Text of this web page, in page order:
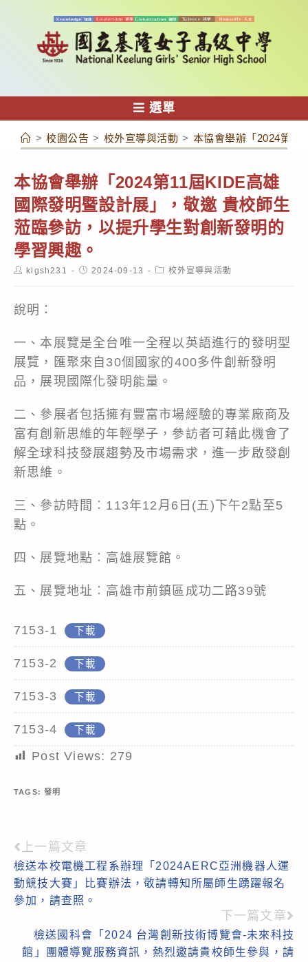
容
選單
> 校園公告 > 校外宣導與活動 > 本協會舉辦「2024第11
本協會舉辦「2024第11屆KIDE高雄
國際發明暨設計展」，敬邀 貴校師生
蒞臨參訪，以提升學生對創新發明的
學習興趣。
Postklgsh231
Post2024-09-13
Post校外宣導與活動
說明：
一、本展覽是全台唯一全程以英語進行的發明型
展覽，匯聚來自30個國家的400多件創新發明
品，展現國際化發明能量。
二、參展者包括擁有豐富市場經驗的專業廠商及
富有創新思維的年輕學子，參訪者可藉此機會了
解全球科技發展趨勢及市場需求，進一步啟發創
新思維。
三、參訪時間︰113年12月6日(五)下午2點至5
點。
四、展覽地點︰高雄展覽館。
五、展覽地址︰高雄市前鎮區成功二路39號
7153-1 下載
7153-2 下載
7153-3 下載
7153-4 下載
Post Views: 279
TAGS:發明
Read
more
articles
上一篇文章
檢送本校電機工程系辦理「2024AERC亞洲機器人運
動競技大賽」比賽辦法，敬請轉知所屬師生踴躍報名
參加，請查照。
下一篇文章
檢送國科會「2024 台灣創新技術博覽會-未來科技
館」團體導覽服務資訊，熱烈邀請貴校師生參與，請